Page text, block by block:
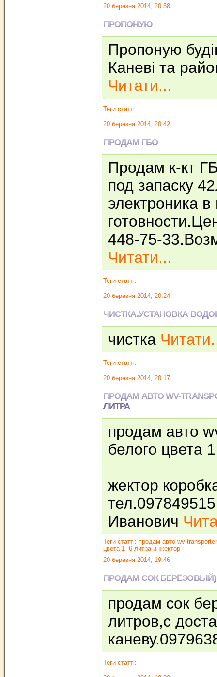
20 березня 2014, 20:58
ПРОПОНУЮ
Пропоную
Каневі та
Читати...
Теги статті:
20 березня 2014, 20:42
ПРОДАМ ГБО
Продам к-кт
под запаску
электроника
448-75-
Читати...
Теги статті:
20 березня 2014, 20:24
ЧИСТКА.УСТАНОВКА
чистка
Теги статті:
20 березня 2014, 20:17
ПРОДАМ АВТО WV-
ЛИТРА
продам авто
белого цвета
жектор
Иванович
Теги статті: продам авто wv-
цвета 1 6 литра инжектор
20 березня 2014, 19:46
ПРОДАМ СОК БЕРЁЗОВЫЙ)
продам сок
литров,с
Теги статті: